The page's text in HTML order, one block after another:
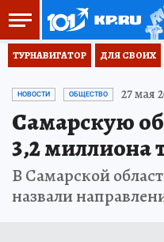
ТУРНАВИГАТОР ДЛЯ СВОИХ
НОВОСТИ ОБЩЕСТВО 27 мая
Самарскую
3,2 миллиона
В Самарской
назвали